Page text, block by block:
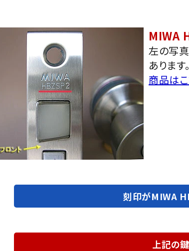
MIWA
左の写
あります。
商品はこ
刻印がMIWA
上記の